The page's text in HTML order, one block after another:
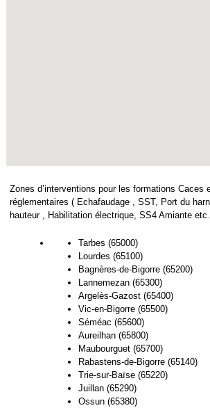
Zones d’interventions pour les formations Caces
réglementaires ( Echafaudage , SST, Port du
hauteur , Habilitation électrique, SS4 Amiante
Tarbes (65000)
Lourdes (65100)
Bagnères-de-Bigorre (65200)
Lannemezan (65300)
Argelès-Gazost (65400)
Vic-en-Bigorre (65500)
Séméac (65600)
Aureilhan (65800)
Maubourguet (65700)
Rabastens-de-Bigorre (65140)
Trie-sur-Baïse (65220)
Juillan (65290)
Ossun (65380)